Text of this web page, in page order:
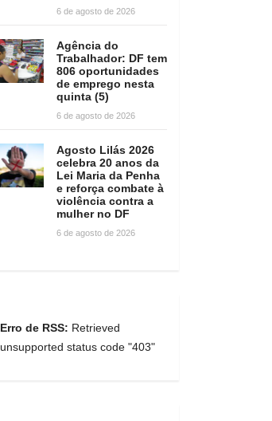
6 de agosto de 2026
Agência do
Trabalhador: DF tem
806 oportunidades
de emprego nesta
quinta (5)
6 de agosto de 2026
Agosto Lilás 2026
celebra 20 anos da
Lei Maria da Penha
e reforça combate à
violência contra a
mulher no DF
6 de agosto de 2026
Erro de RSS: Retrieved
unsupported status code "403"